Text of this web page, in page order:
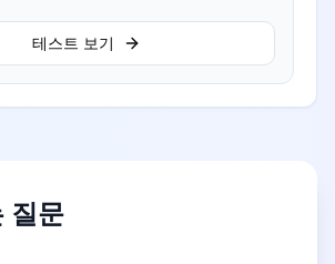
테스트 보기
질문